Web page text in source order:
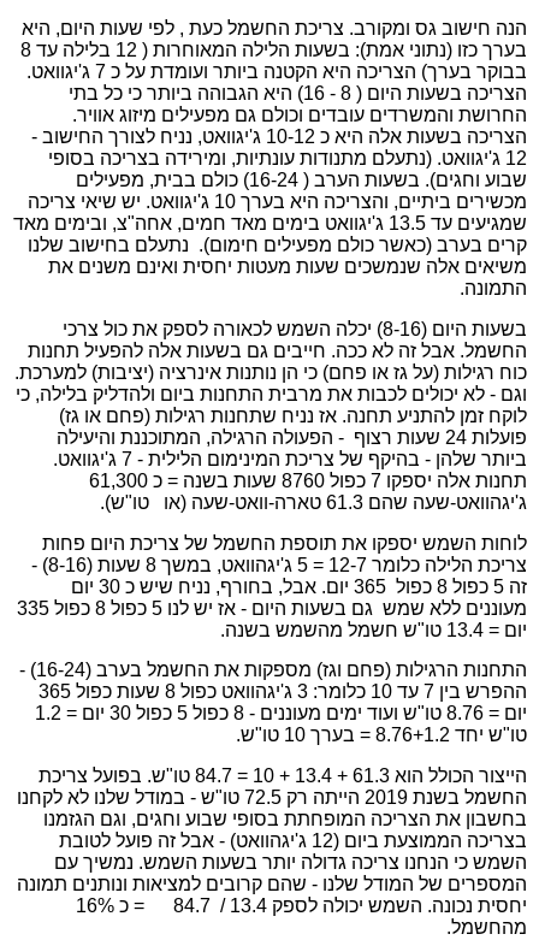
הנה חישוב גס ומקורב. צריכת החשמל כעת , לפי שעות היום, היא
בערך כזו (נתוני אמת): בשעות הלילה המאוחרות ( 12 בלילה עד 8
בבוקר בערך) הצריכה היא הקטנה ביותר ועומדת על כ 7 ג'יגוואט.
הצריכה בשעות היום ( 8 - 16) היא הגבוהה ביותר כי כל בתי
החרושת והמשרדים עובדים וכולם גם מפעילים מיזוג אוויר.
הצריכה בשעות אלה היא כ 10-12 ג'יגוואט, נניח לצורך החישוב -
12 ג'יגוואט. (נתעלם מתנודות עונתיות, ומירידה בצריכה בסופי
שבוע וחגים). בשעות הערב ( 16-24) כולם בבית, מפעילים
מכשירים ביתיים, והצריכה היא בערך 10 ג'יגוואט. יש שיאי צריכה
שמגיעים עד 13.5 ג'יגוואט בימים מאד חמים, אחה"צ, ובימים מאד
קרים בערב (כאשר כולם מפעילים חימום). נתעלם בחישוב שלנו
משיאים אלה שנמשכים שעות מעטות יחסית ואינם משנים את
התמונה.
בשעות היום (8-16) יכלה השמש לכאורה לספק את כול צרכי
החשמל. אבל זה לא ככה. חייבים גם בשעות אלה להפעיל תחנות
כוח רגילות (על גז או פחם) כי הן נותנות אינרציה (יציבות) למערכת.
וגם - לא יכולים לכבות את מרבית התחנות ביום ולהדליק בלילה, כי
לוקח זמן להתניע תחנה. אז נניח שתחנות רגילות (פחם או גז)
פועלות 24 שעות רצוף
- הפעולה הרגילה, המתוכננת והיעילה
ביותר שלהן - בהיקף של צריכת המינימום הלילית - 7 ג'יגוואט.
תחנות אלה יספקו 7 כפול 8760 שעות בשנה = כ 61,300
ג'יגהוואט-שעה שהם 61.3 טארה-וואט-שעה (או
טו"ש).
לוחות השמש יספקו את תוספת החשמל של צריכת היום פחות
צריכת הלילה כלומר 12-7 = 5 ג'יגהוואט, במשך 8 שעות (8-16) -
זה 5 כפול 8 כפול
365 יום. אבל, בחורף, נניח שיש כ 30 יום
מעוננים ללא שמש
גם בשעות היום - אז יש לנו 5 כפול 8 כפול 335
יום = 13.4 טו"ש חשמל מהשמש בשנה.
התחנות הרגילות (פחם וגז) מספקות את החשמל בערב (16-24) -
ההפרש בין 7 עד 10 כלומר: 3 ג'יגהוואט כפול 8 שעות כפול 365
יום = 8.76 טו"ש ועוד ימים מעוננים - 8 כפול 5 כפול 30 יום = 1.2
טו"ש יחד 8.76+1.2 = בערך 10 טו"ש.
הייצור הכולל הוא 61.3 + 13.4 + 10 = 84.7 טו"ש. בפועל צריכת
החשמל בשנת 2019 הייתה רק 72.5 טו"ש - במודל שלנו לא לקחנו
בחשבון את הצריכה המופחתת בסופי שבוע וחגים, וגם הגזמנו
בצריכה הממוצעת ביום (12 ג'יגהוואט) - אבל זה פועל לטובת
השמש כי הנחנו צריכה גדולה יותר בשעות השמש. נמשיך עם
המספרים של המודל שלנו - שהם קרובים למציאות ונותנים תמונה
יחסית נכונה. השמש יכולה לספק 13.4 /
84.7
= כ 16%
מהחשמל.